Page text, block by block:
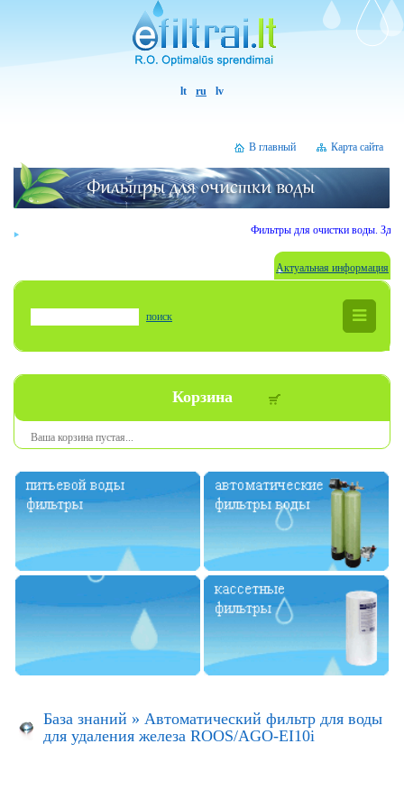
lt ru lv
Карта сайта
В главный
Фильтры для очистки воды.
Актуальная информация
поиск
Корзина
Ваша корзина пустая...
База знаний » Автоматический фильтр для воды
для удаления железа ROOS/AGO-EI10i